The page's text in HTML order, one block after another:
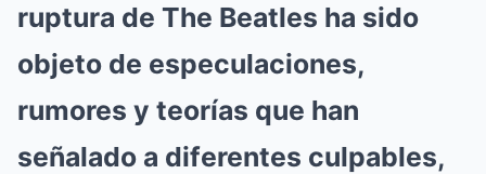
ruptura de The Beatles ha sido
objeto de especulaciones,
rumores y teorías que han
señalado a diferentes culpables,